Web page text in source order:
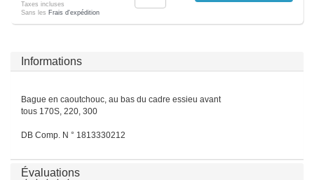
Taxes incluses
Sans les Frais d'expédition
Informations
Bague en caoutchouc, au bas du cadre essieu avant
tous 170S, 220, 300
DB Comp. N ° 1813330212
Évaluations